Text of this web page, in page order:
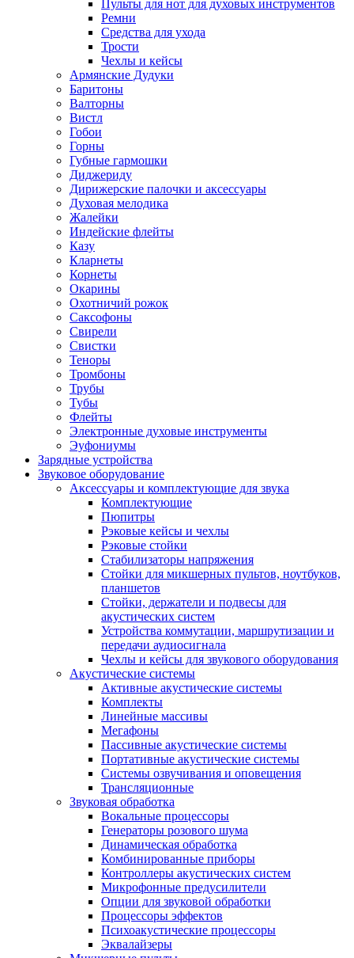
Пульты для нот для духовых инструментов
Ремни
Средства для ухода
Трости
Чехлы и кейсы
Армянские Дудуки
Баритоны
Валторны
Вистл
Гобои
Горны
Губные гармошки
Диджериду
Дирижерские палочки и аксессуары
Духовая мелодика
Жалейки
Индейские флейты
Казу
Кларнеты
Корнеты
Окарины
Охотничий рожок
Саксофоны
Свирели
Свистки
Теноры
Тромбоны
Трубы
Тубы
Флейты
Электронные духовые инструменты
Эуфониумы
Зарядные устройства
Звуковое оборудование
Аксессуары и комплектующие для звука
Комплектующие
Пюпитры
Рэковые кейсы и чехлы
Рэковые стойки
Стабилизаторы напряжения
Стойки для микшерных пультов, ноутбуков,
планшетов
Стойки, держатели и подвесы для
акустических систем
Устройства коммутации, маршрутизации и
передачи аудиосигнала
Чехлы и кейсы для звукового оборудования
Акустические системы
Активные акустические системы
Комплекты
Линейные массивы
Мегафоны
Пассивные акустические системы
Портативные акустические системы
Системы озвучивания и оповещения
Трансляционные
Звуковая обработка
Вокальные процессоры
Генераторы розового шума
Динамическая обработка
Комбинированные приборы
Контроллеры акустических систем
Микрофонные предусилители
Опции для звуковой обработки
Процессоры эффектов
Психоакустические процессоры
Эквалайзеры